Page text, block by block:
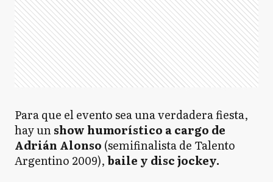
Para que el evento sea una verdadera fiesta,
hay unshow humorístico a cargo de
Adrián Alonso (semifinalista de Talento
Argentino 2009),baile y disc jockey.